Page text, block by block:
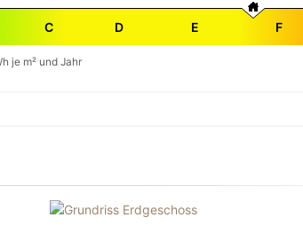
C D E F
je m² und Jahr